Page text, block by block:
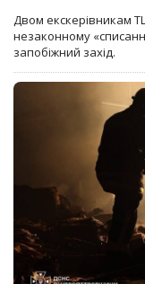
Двом екскерівникам
незаконному
запобіжний захід.